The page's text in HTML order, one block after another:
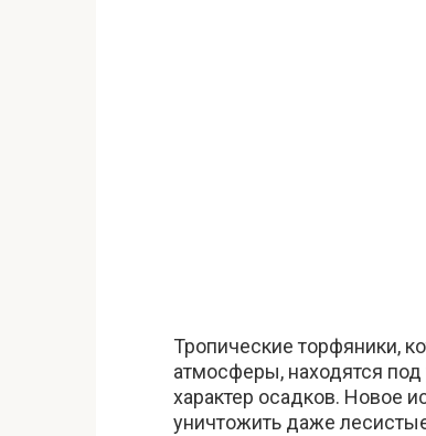
Тропические торфяники,
атмосферы, находятся
характер осадков. Новое
уничтожить даже